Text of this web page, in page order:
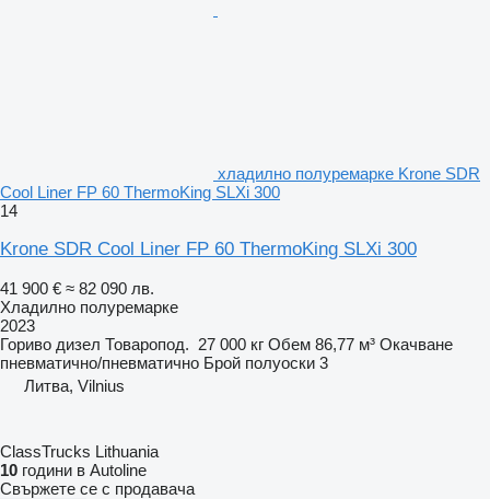
хладилно полуремарке Krone SDR
Cool Liner FP 60 ThermoKing SLXi 300
14
Krone SDR Cool Liner FP 60 ThermoKing SLXi 300
41 900 € ≈ 82 090 лв.
Хладилно полуремарке
2023
Гориво дизел Товаропод. 27 000 кг Обем 86,77 м³ Окачване
пневматично/пневматично Брой полуоски 3
Литва, Vilnius
ClassTrucks Lithuania
10 години в Autoline
Свържете се с продавача